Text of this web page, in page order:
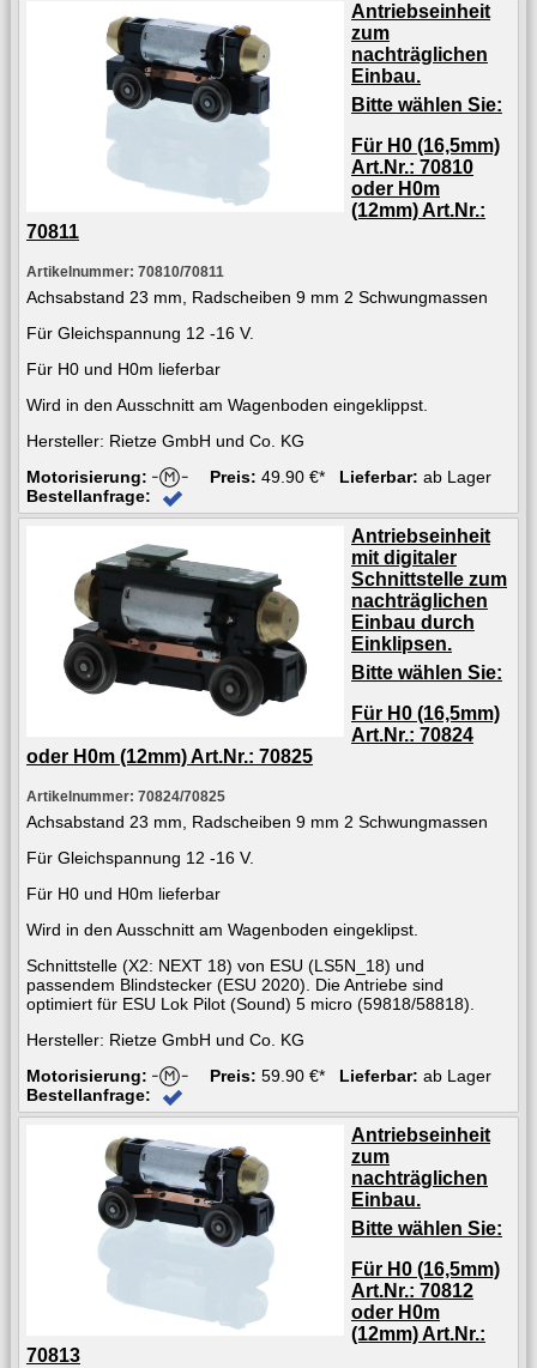
Antriebseinheit
zum
nachträglichen
Einbau.
Bitte wählen Sie:
Für H0 (16,5mm)
Art.Nr.: 70810
oder H0m
(12mm) Art.Nr.:
70811
Artikelnummer: 70810/70811
Achsabstand 23 mm, Radscheiben 9 mm 2 Schwungmassen
Für Gleichspannung 12 -16 V.
Für H0 und H0m lieferbar
Wird in den Ausschnitt am Wagenboden eingeklippst.
Hersteller: Rietze GmbH und Co. KG
Motorisierung:
Preis: 49.90 €* Lieferbar: ab Lager
Bestellanfrage:
Antriebseinheit
mit digitaler
Schnittstelle zum
nachträglichen
Einbau durch
Einklipsen.
Bitte wählen Sie:
Für H0 (16,5mm)
Art.Nr.: 70824
oder H0m (12mm) Art.Nr.: 70825
Artikelnummer: 70824/70825
Achsabstand 23 mm, Radscheiben 9 mm 2 Schwungmassen
Für Gleichspannung 12 -16 V.
Für H0 und H0m lieferbar
Wird in den Ausschnitt am Wagenboden eingeklipst.
Schnittstelle (X2: NEXT 18) von ESU (LS5N_18) und
passendem Blindstecker (ESU 2020). Die Antriebe sind
optimiert für ESU Lok Pilot (Sound) 5 micro (59818/58818).
Hersteller: Rietze GmbH und Co. KG
Motorisierung:
Preis: 59.90 €* Lieferbar: ab Lager
Bestellanfrage:
Antriebseinheit
zum
nachträglichen
Einbau.
Bitte wählen Sie:
Für H0 (16,5mm)
Art.Nr.: 70812
oder H0m
(12mm) Art.Nr.:
70813